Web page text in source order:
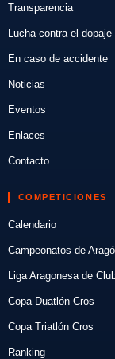
Transparencia
Lucha contra el dopaje
En caso de accidente
Noticias
Eventos
Enlaces
Contacto
COMPETICIONES
Calendario
Campeonatos de
Liga Aragonesa de
Copa Duatlón Cros
Copa Triatlón Cros
Ranking